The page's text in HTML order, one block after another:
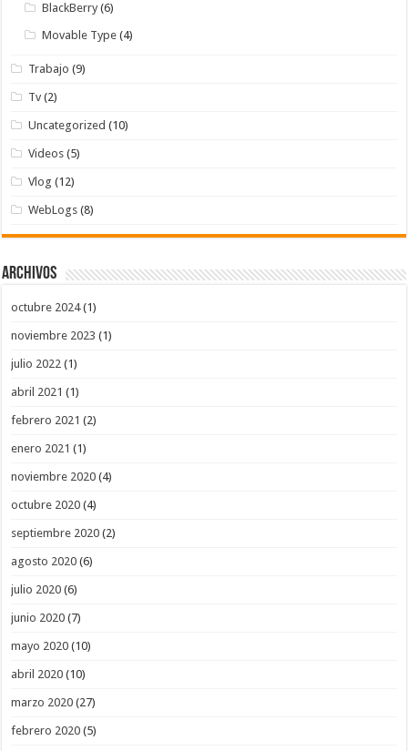
BlackBerry (6)
Movable Type (4)
Trabajo (9)
Tv (2)
Uncategorized (10)
Videos (5)
Vlog (12)
WebLogs (8)
Archivos
octubre 2024(1)
noviembre 2023 (1)
julio 2022 (1)
abril 2021 (1)
febrero 2021 (2)
enero 2021 (1)
noviembre 2020 (4)
octubre 2020 (4)
septiembre 2020 (2)
agosto 2020 (6)
julio 2020 (6)
junio 2020 (7)
mayo 2020 (10)
abril 2020 (10)
marzo 2020 (27)
febrero 2020 (5)